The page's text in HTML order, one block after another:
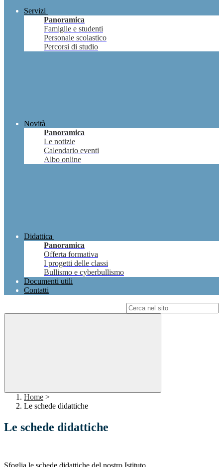
Servizi
Panoramica
Famiglie e studenti
Personale scolastico
Percorsi di studio
Novità
Panoramica
Le notizie
Calendario eventi
Albo online
Didattica
Panoramica
Offerta formativa
I progetti delle classi
Bullismo e cyberbullismo
Documenti utili
Contatti
Home >
Le schede didattiche
Le schede didattiche